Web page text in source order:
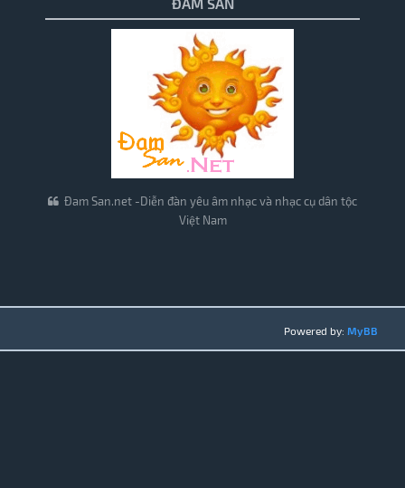
ĐAM SAN
Đam San.net -Diễn đàn yêu âm nhạc và nhạc cụ dân tộc
Việt Nam
Powered by: MyBB